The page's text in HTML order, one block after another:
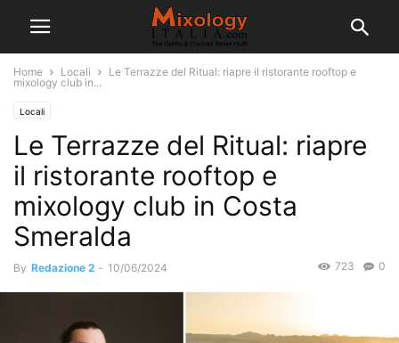
Home Locali
Le Terrazze del Ritual: riapre il ristorante rooftop e
mixology club in...
Locali
Le Terrazze del Ritual: riapre
il ristorante rooftop e
mixology club in Costa
Smeralda
By Redazione 2 - 10/06/2024 0
723